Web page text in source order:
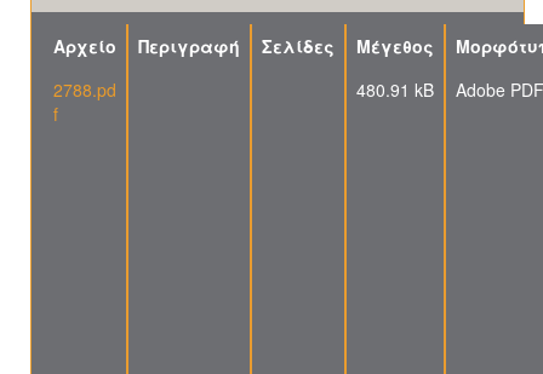
Αρχείο Περιγραφή Σελίδες Μέγεθος
2788.pd
f
480.91 kB Adobe PDF